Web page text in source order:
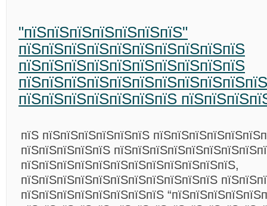
"пїЅпїЅпїЅпїЅпїЅпїЅпїЅ"
пїЅпїЅпїЅпїЅпїЅпїЅпїЅпїЅпїЅпїЅ
пїЅпїЅпїЅпїЅпїЅпїЅпїЅпїЅпїЅпїЅ
пїЅпїЅпїЅпїЅпїЅпїЅпїЅ
пїЅ пїЅпїЅпїЅпїЅпїЅпїЅ
пїЅпїЅпїЅпїЅпїЅ
пїЅпїЅпїЅпїЅпїЅпїЅпїЅпїЅпїЅпїЅпїЅпїЅ,
пїЅпїЅпїЅпїЅпїЅпїЅпїЅпїЅпїЅпїЅпїЅ
пїЅпїЅпїЅпїЅпїЅпїЅпїЅпїЅ